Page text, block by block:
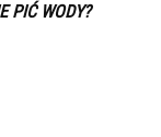
PIĆ WODY?